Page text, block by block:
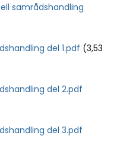
samrådshandling
del 1.pdf (3,53
del 2.pdf
del 3.pdf